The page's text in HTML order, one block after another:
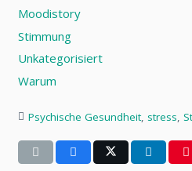
Moodistory
Stimmung
Unkategorisiert
Warum
Psychische Gesundheit, stress,